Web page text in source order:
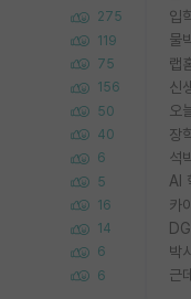
275
119
75
156
50
40
6
5
16
14
6
6
입
물
랩
신
오
장
AI
카
근